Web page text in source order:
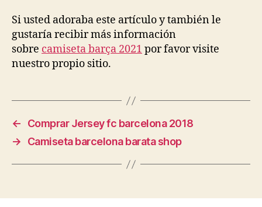
Si usted adoraba este artículo y también le
gustaría recibir más información
sobre camiseta barça 2021 por favor visite
nuestro propio sitio.
←
Comprar Jersey fc barcelona 2018
→
Camiseta barcelona barata shop